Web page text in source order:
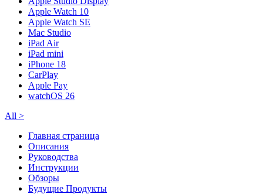
Apple Watch 10
Apple Watch SE
Mac Studio
iPad Air
iPad mini
iPhone 18
CarPlay
Apple Pay
watchOS 26
All >
Главная страница
Описания
Руководства
Инструкции
Обзоры
Будущие Продукты